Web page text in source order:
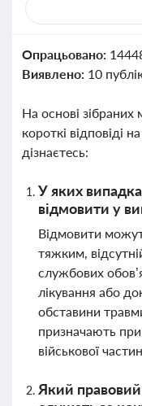
Опрацьовано:
Виявлено: 10
На основі зібраних
короткі відповіді
дізнаєтесь:
У яких
відмовити у
Відмовити
тяжким,
службових
лікування або
обставини
призначають
військової
Який правовий